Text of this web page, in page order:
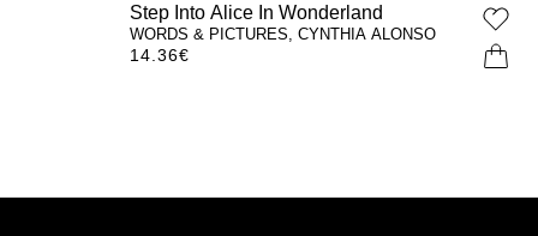
Step Into Alice In Wonderland
WORDS & PICTURES, CYNTHIA ALONSO
14.36€